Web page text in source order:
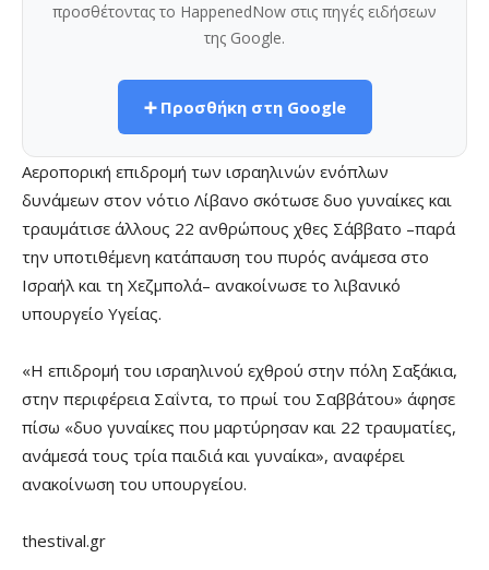
προσθέτοντας το HappenedNow στις πηγές ειδήσεων
της Google.
➕ Προσθήκη στη Google
Αεροπορική επιδρομή των ισραηλινών ενόπλων
δυνάμεων στον νότιο Λίβανο σκότωσε δυο γυναίκες και
τραυμάτισε άλλους 22 ανθρώπους χθες Σάββατο –παρά
την υποτιθέμενη κατάπαυση του πυρός ανάμεσα στο
Ισραήλ και τη Χεζμπολά– ανακοίνωσε το λιβανικό
υπουργείο Υγείας.
«Η επιδρομή του ισραηλινού εχθρού στην πόλη Σαξάκια,
στην περιφέρεια Σαΐντα, το πρωί του Σαββάτου» άφησε
πίσω «δυο γυναίκες που μαρτύρησαν και 22 τραυματίες,
ανάμεσά τους τρία παιδιά και γυναίκα», αναφέρει
ανακοίνωση του υπουργείου.
thestival.gr